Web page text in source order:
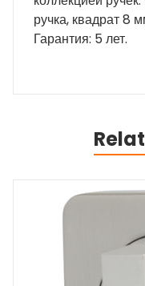
ручка, квадрат 8
Гарантия: 5 лет.